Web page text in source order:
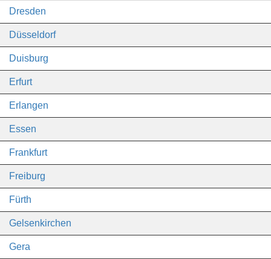
Dresden
Düsseldorf
Duisburg
Erfurt
Erlangen
Essen
Frankfurt
Freiburg
Fürth
Gelsenkirchen
Gera